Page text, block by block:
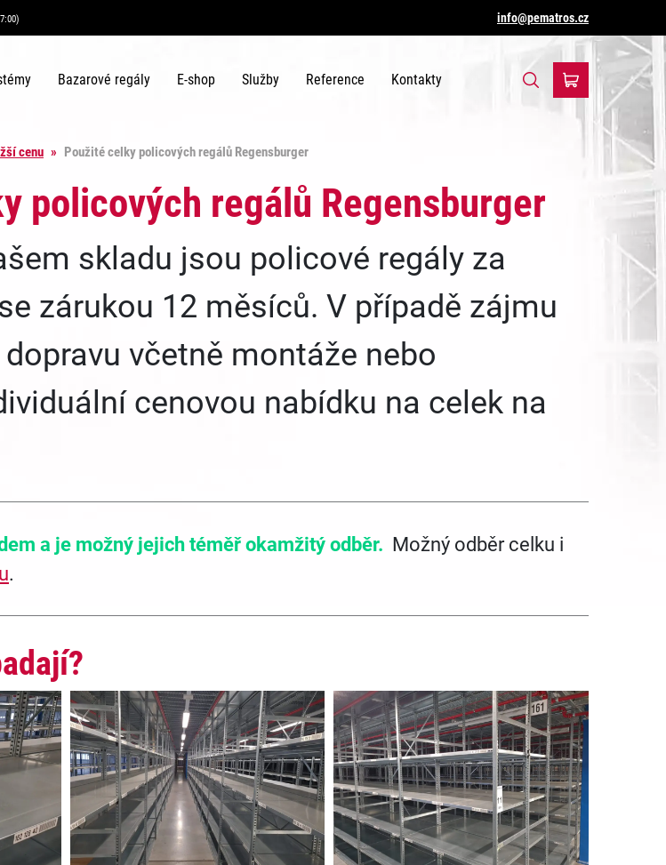
info@pematros.cz
Bazarové regály E-shop Služby Reference Kontakty
cenu » Použité celky policových regálů Regensburger
policových regálů Regensburger
skladu jsou policové regály za
zárukou 12 měsíců. V případě zájmu
včetně montáže nebo
cenovou nabídku na celek na
a je možný jejich téměř okamžitý odběr. Možný odběr celku i
.